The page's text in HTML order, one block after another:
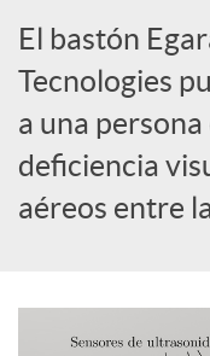
o
r
d
El bastón
Tecnologies
a una
deficiencia
aéreos entre